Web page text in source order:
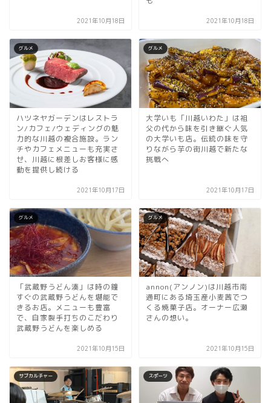
2021年10月18日 2021年10月18日
グルメ
ハツネヤガーデンはレストラ
ン/カフェ/ウェディングの魅
力的な川越の複合施設。ラン
チやカフェメニューも充実さ
せ、川越に根差しお客様に感
動を提供し続ける
2021年10月17日
グルメ
大学いも「川越いわた」は祖
父の代から味を引き継ぐ人気
の大学いも店。伝統の味を守
りながら芋の街川越で新たな
挑戦へ
2021年10月17日
グルメ
「武蔵野うどん湊」は時の鐘
すぐの武蔵野うどんを堪能で
きるお店。メニューも豊富
で、自家製手打ちのこだわり
武蔵野うどんを楽しめる
2021年10月15日
グルメ
annon(アンノン)は川越市南
通町にある埼玉産小麦茜でつ
くる焼菓子店。オーナー広瀬
さんの想い。
2021年10月15日
サブカルチャー スポーツ